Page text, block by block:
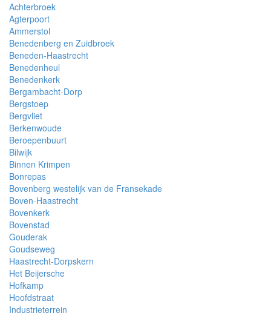
Achterbroek
Agterpoort
Ammerstol
Benedenberg en Zuidbroek
Beneden-Haastrecht
Benedenheul
Benedenkerk
Bergambacht-Dorp
Bergstoep
Bergvliet
Berkenwoude
Beroepenbuurt
Bilwijk
Binnen Krimpen
Bonrepas
Bovenberg westelijk van de Fransekade
Boven-Haastrecht
Bovenkerk
Bovenstad
Gouderak
Goudseweg
Haastrecht-Dorpskern
Het Beijersche
Hofkamp
Hoofdstraat
Industrieterrein